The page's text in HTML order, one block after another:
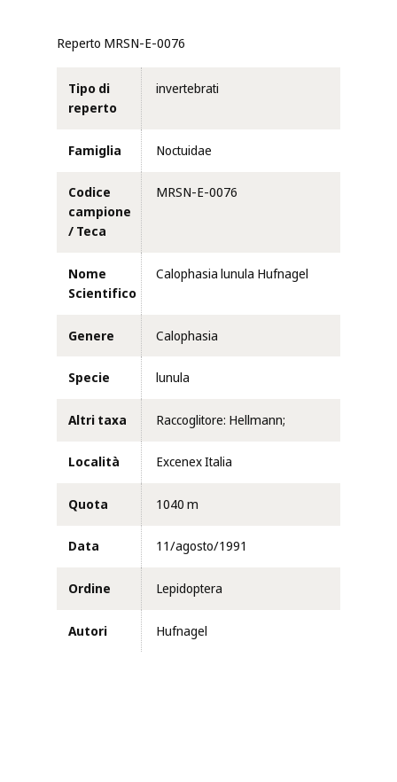
Reperto MRSN-E-0076
Tipo di
reperto
invertebrati
Famiglia Noctuidae
Codice
campione
/ Teca
MRSN-E-0076
Nome
Scientifico
Calophasia lunula Hufnagel
Genere Calophasia
Specie lunula
Altri taxa Raccoglitore: Hellmann;
Località Excenex Italia
Quota 1040 m
Data 11/agosto/1991
Ordine Lepidoptera
Autori Hufnagel